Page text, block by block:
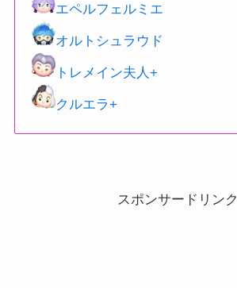
エペルフェルミエ
オルトシュラウド
トレメイン夫人+
クルエラ+
スポンサードリンク